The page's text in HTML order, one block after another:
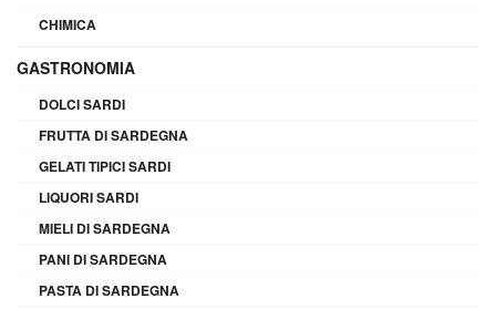
CHIMICA
GASTRONOMIA
DOLCI SARDI
FRUTTA DI SARDEGNA
GELATI TIPICI SARDI
LIQUORI SARDI
MIELI DI SARDEGNA
PANI DI SARDEGNA
PASTA DI SARDEGNA